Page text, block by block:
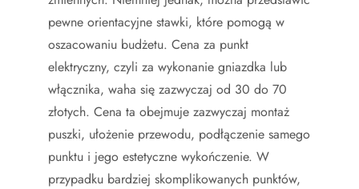
pewne orientacyjne stawki, które pomogą w
oszacowaniu budżetu. Cena za punkt
elektryczny, czyli za wykonanie gniazdka lub
włącznika, waha się zazwyczaj od 30 do 70
złotych. Cena ta obejmuje zazwyczaj montaż
puszki, ułożenie przewodu, podłączenie samego
punktu i jego estetyczne wykończenie. W
przypadku bardziej skomplikowanych punktów,